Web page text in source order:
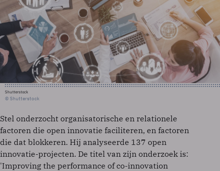
Shutterstock
© Shutterstock
Stel onderzocht organisatorische en relationele
factoren die open innovatie faciliteren, en factoren
die dat blokkeren. Hij analyseerde 137 open
innovatie-projecten. De titel van zijn onderzoek is:
'Improving the performance of co-innovation